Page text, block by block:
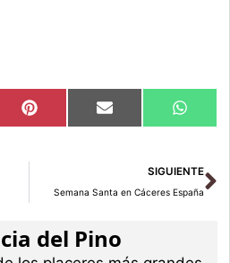
Compartir
en
Pinterest Compartir
en
Email
en
SIGUIENTE
Semana Santa en Cáceres España
del Pino